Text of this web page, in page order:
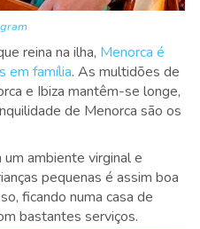
reina na ilha, Menorca é
em família. As multidões de
e Ibiza mantêm-se longe,
de Menorca são os
ambiente virginal e
pequenas é assim boa
ficando numa casa de
bastantes serviços.